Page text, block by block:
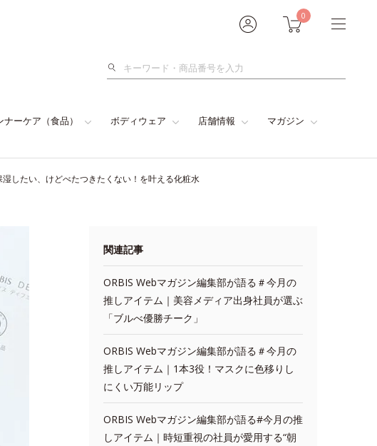
0
検
ナーケア（食品） ボディウェア 店舗情報 マガジン
したい、けどべたつきたくない！を叶える化粧水
関連記事
ORBIS Webマガジン編集部が語る＃今月の
推しアイテム｜美容メディア出身社員が選ぶ
「ブルべ優勝チーク」
ORBIS Webマガジン編集部が語る＃今月の
推しアイテム｜1本3役！マスクに色移りし
にくい万能リップ
ORBIS Webマガジン編集部が語る#今月の推
しアイテム｜時短重視の社員が愛用する“朝